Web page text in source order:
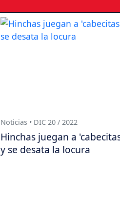
Noticias • DIC 20 / 2022
Hinchas juegan a
y se desata la locura